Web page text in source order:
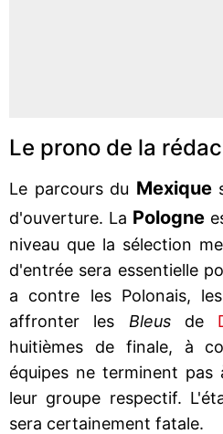
Le prono de la
Le parcours du Mexique
d'ouverture. La Pologne
niveau que la sélection
d'entrée sera essentielle
a contre les Polonais,
affronter les Bleusde
huitièmes de finale, à
équipes ne terminent
leur groupe respectif.
sera certainement fatale.